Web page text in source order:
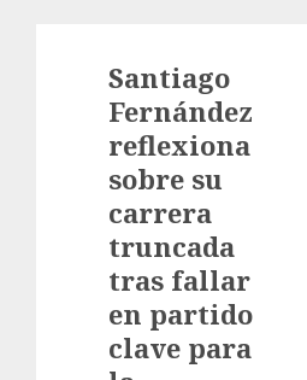
Santiago
Fernández
reflexiona
sobre su
carrera
truncada
tras fallar
en partido
clave para